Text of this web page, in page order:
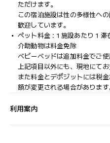
ただけます。
この宿泊施設は性の多様性へ
歓迎しています。
ペット料金 : 1 施設あたり 1
介助動物は料金免除
ベビーベッドは追加料金でご
上記項目以外にも、現地にて
また料金とデポジットには税
額が変更される場合があります
利用案内